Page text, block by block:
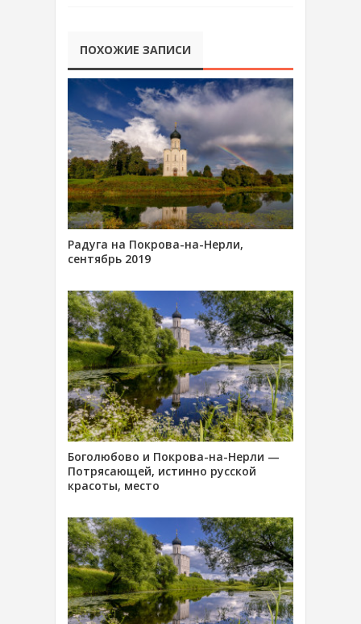
ПОХОЖИЕ ЗАПИСИ
Радуга на Покрова-на-Нерли,
сентябрь 2019
Боголюбово и Покрова-на-Нерли —
Потрясающей, истинно русской
красоты, место